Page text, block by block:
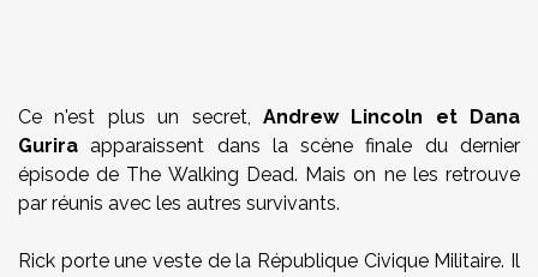
Ce n'est plus un secret, Andrew Lincoln et Dana
Gurira apparaissent dans la scène finale du dernier
épisode de The Walking Dead. Mais on ne les retrouve
par réunis avec les autres survivants.
Rick porte une veste de la République Civique Militaire. Il